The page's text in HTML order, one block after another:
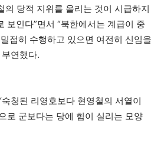
의 당적 지위를 올리는 것이 시급하지
보인다”면서 “북한에서는 계급이 중
접히 수행하고 있으면 여전히 신임을
연했다.
청된 리영호보다 현영철의 서열이
로 군보다는 당에 힘이 실리는 모양